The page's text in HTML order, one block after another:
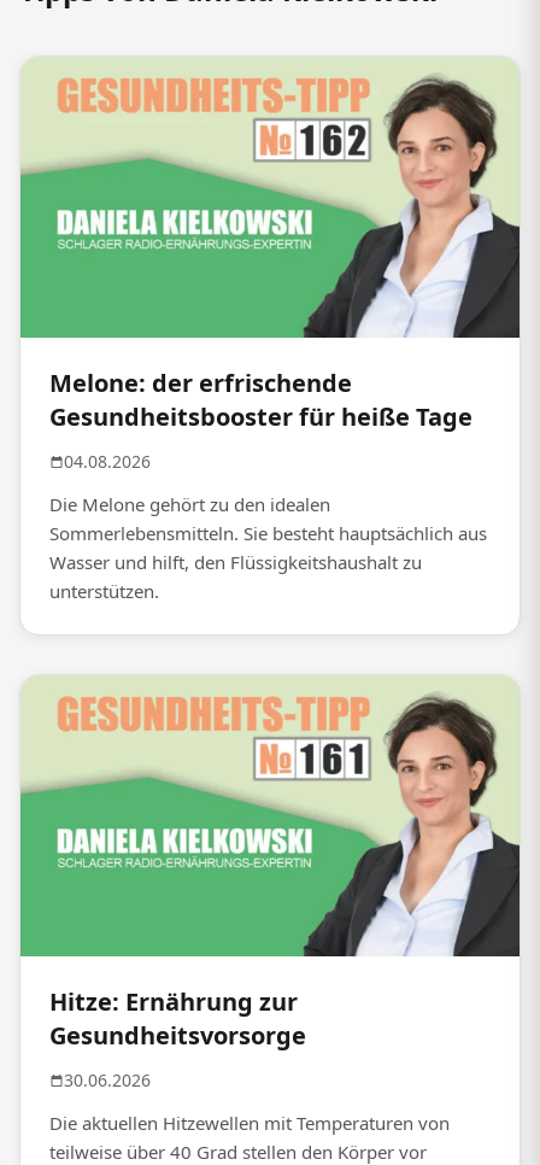
Melone: der erfrischende
Gesundheitsbooster für heiße Tage
04.08.2026
Die Melone gehört zu den idealen
Sommerlebensmitteln. Sie besteht hauptsächlich aus
Wasser und hilft, den Flüssigkeitshaushalt zu
unterstützen.
Hitze: Ernährung zur
Gesundheitsvorsorge
30.06.2026
Die aktuellen Hitzewellen mit Temperaturen von
teilweise über 40 Grad stellen den Körper vor